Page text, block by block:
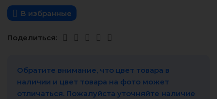
В избранные
Поделиться:
Обратите внимание, что цвет товара в
наличии и цвет товара на фото может
отличаться. Пожалуйста уточняйте наличие